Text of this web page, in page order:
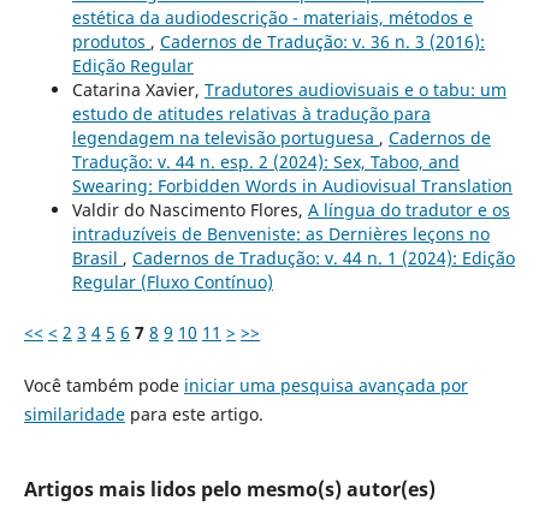
estética da audiodescrição - materiais, métodos e
produtos , Cadernos de Tradução: v. 36 n. 3 (2016):
Edição Regular
Catarina Xavier, Tradutores audiovisuais e o tabu: um
estudo de atitudes relativas à tradução para
legendagem na televisão portuguesa , Cadernos de
Tradução: v. 44 n. esp. 2 (2024): Sex, Taboo, and
Swearing: Forbidden Words in Audiovisual Translation
Valdir do Nascimento Flores, A língua do tradutor e os
intraduzíveis de Benveniste: as Dernières leçons no
Brasil , Cadernos de Tradução: v. 44 n. 1 (2024): Edição
Regular (Fluxo Contínuo)
<< < 2 3 4 5 6 7 8 9 10 11 > >>
Você também pode iniciar uma pesquisa avançada por
similaridadepara este artigo.
Artigos mais lidos pelo mesmo(s) autor(es)